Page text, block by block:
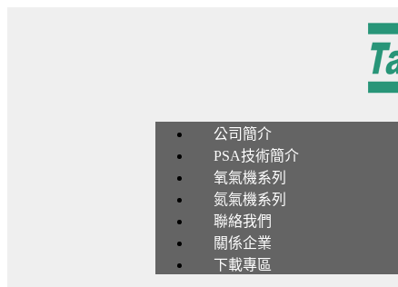
公司簡介
PSA技術簡介
氧氣機系列
氮氣機系列
聯絡我們
關係企業
下載專區